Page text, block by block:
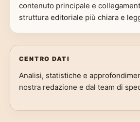
contenuto principale e
struttura editoriale più chiara e
CENTRO DATI
Analisi, statistiche e
nostra redazione e dal team di